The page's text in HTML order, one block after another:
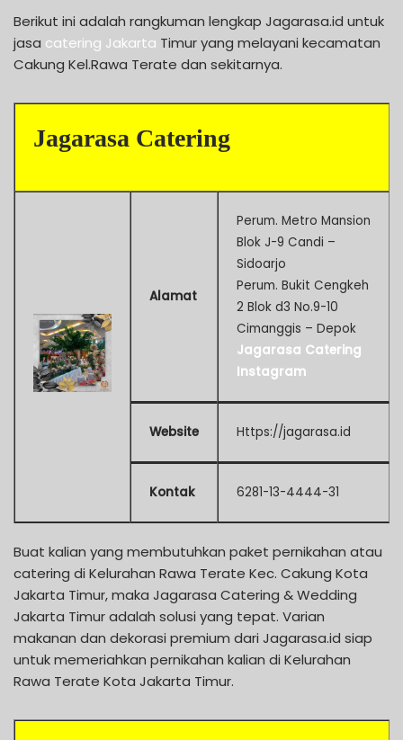
Berikut ini adalah rangkuman lengkap Jagarasa.id untuk
jasa catering Jakarta Timur yang melayani kecamatan
Cakung Kel.Rawa Terate dan sekitarnya.
Jagarasa Catering
Alamat
Perum. Metro Mansion
Blok J-9 Candi –
Sidoarjo
Perum. Bukit Cengkeh
2 Blok d3 No.9-10
Cimanggis – Depok
Jagarasa Catering
Instagram
Website Https://jagarasa.id
Kontak 6281-13-4444-31
Buat kalian yang membutuhkan paket pernikahan atau
catering di Kelurahan Rawa Terate Kec. Cakung Kota
Jakarta Timur, maka Jagarasa Catering & Wedding
Jakarta Timur adalah solusi yang tepat. Varian
makanan dan dekorasi premium dari Jagarasa.id siap
untuk memeriahkan pernikahan kalian di Kelurahan
Rawa Terate Kota Jakarta Timur.